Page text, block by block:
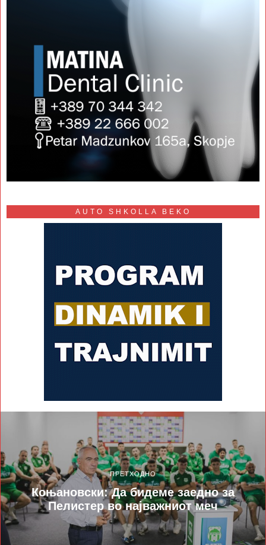
AUTO SHKOLLA BEKO
ПРЕТХОДНО
Коњановски: Да бидеме заедно за
Пелистер во најважниот меч